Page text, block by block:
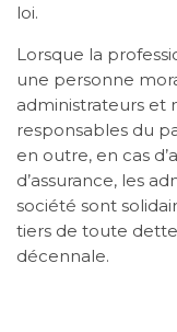
loi.
Lorsque la
une personne
administrateurs et
responsables du
en outre, en cas
d’assurance, les
société sont
tiers de toute
décennale.